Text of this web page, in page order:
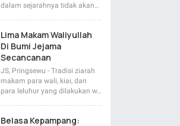
dalam sejarahnya tidak akan…
Lima Makam Waliyullah
Di Bumi Jejama
Secancanan
JS, Pringsewu - Tradisi ziarah
makam para wali, kiai, dan
para leluhur yang dilakukan w…
Belasa Kepampang: